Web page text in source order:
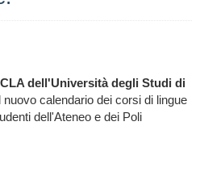
CLA dell'Università degli Studi di
calendario dei corsi di lingue
dell'Ateneo e dei Poli